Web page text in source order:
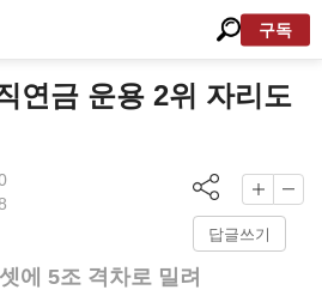
구독
연금 운용 2위 자리도
답글쓰기
에 5조 격차로 밀려